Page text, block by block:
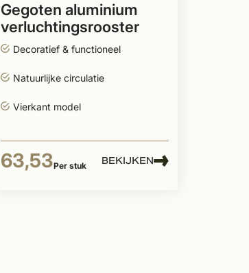
Gegoten aluminium
verluchtingsrooster
230mm
Decoratief & functioneel
Natuurlijke circulatie
Vierkant model
63,53Per stuk BEKIJKEN